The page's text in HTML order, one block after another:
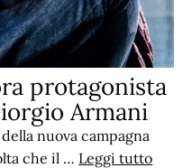
protagonista
Armani
nuova campagna
che il … Leggi tutto